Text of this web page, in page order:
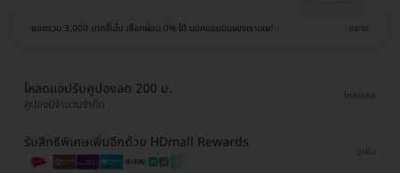
ยอดรวม 3,000 บาทขึ้นไป เลือกผ่อน 0% ได้ บอกแอดมินของเราเลย! ขยาย
โหลดแอปรับคูปองลด 200 บ.
คูปองมีจำนวนจำกัด
โหลดเลย
รับสิทธิพิเศษเพิ่มอีกด้วย HDmall Rewards
ดูเพิ่ม